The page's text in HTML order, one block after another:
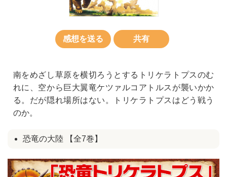
感想を送る 共有
南をめざし草原を横切ろうとするトリケラトプスのむ
れに、空から巨大翼竜ケツァルコアトルスが襲いかか
る。だが隠れ場所はない。トリケラトプスはどう戦う
のか。
恐竜の大陸 【全7巻】